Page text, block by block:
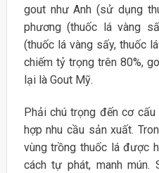
gout như Anh (sử dụng
phương (thuốc lá vàng
(thuốc lá vàng sấy, thuốc
chiếm tỷ trọng trên 80%,
lại là Gout Mỹ.
Phải chú trọng đến cơ
hợp nhu cầu sản xuất.
vùng trồng thuốc lá được
cách tự phát, manh mún.